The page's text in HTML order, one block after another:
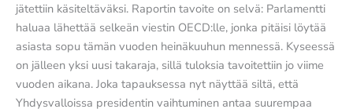
jätettiin käsiteltäväksi. Raportin tavoite on selvä: Parlamentti
haluaa lähettää selkeän viestin OECD:lle, jonka pitäisi löytää
asiasta sopu tämän vuoden heinäkuuhun mennessä. Kyseessä
on jälleen yksi uusi takaraja, sillä tuloksia tavoitettiin jo viime
vuoden aikana. Joka tapauksessa nyt näyttää siltä, että
Yhdysvalloissa presidentin vaihtuminen antaa suurempaa